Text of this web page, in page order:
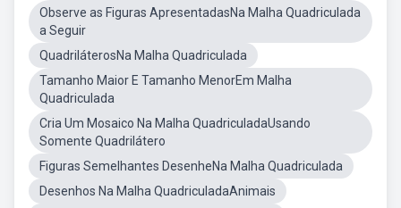
Observe as Figuras ApresentadasNa Malha Quadriculada
a Seguir
QuadriláterosNa Malha Quadriculada
Tamanho Maior E Tamanho MenorEm Malha
Quadriculada
Cria Um Mosaico Na Malha QuadriculadaUsando
Somente Quadrilátero
Figuras Semelhantes DesenheNa Malha Quadriculada
Desenhos Na Malha QuadriculadaAnimais